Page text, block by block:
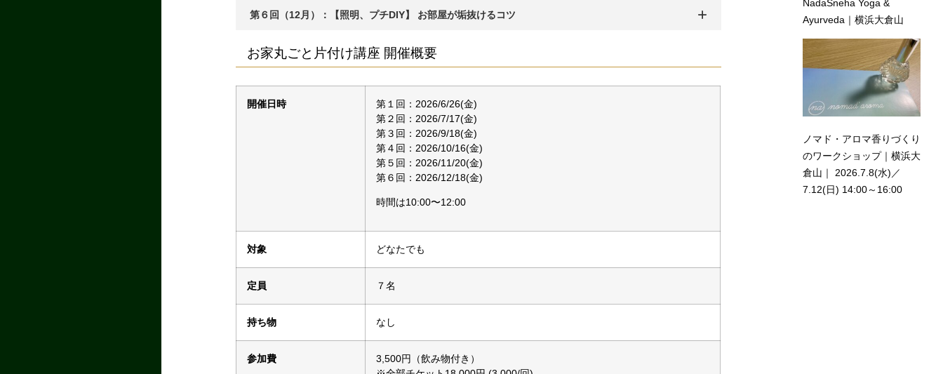
第６回（12月）：【照明、プチDIY】 お部屋が垢抜けるコツ
お家丸ごと片付け講座 開催概要
開催日時
第１回：2026/6/26(金)
第２回：2026/7/17(金)
第３回：2026/9/18(金)
第４回：2026/10/16(金)
第５回：2026/11/20(金)
第６回：2026/12/18(金)
時間は10:00〜12:00
対象 どなたでも
定員 ７名
持ち物 なし
参加費
3,500円（飲み物付き）
NadaSneha Yoga &
Ayurveda｜横浜大倉山
ノマド・アロマ香りづくり
のワークショップ｜横浜大
倉山｜ 2026.7.8(水)／
7.12(日) 14:00～16:00